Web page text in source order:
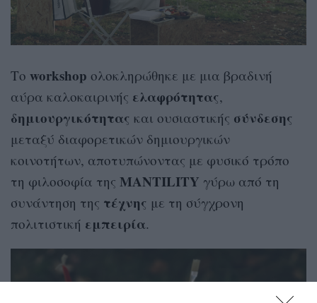
Το workshop ολοκληρώθηκε με μια βραδινή
αύρα καλοκαιρινής ελαφρότητας,
δημιουργικότητας και ουσιαστικής σύνδεσης
μεταξύ διαφορετικών δημιουργικών
κοινοτήτων, αποτυπώνοντας με φυσικό τρόπο
τη φιλοσοφία της MANTILITY γύρω από τη
συνάντηση της τέχνης με τη σύγχρονη
πολιτιστική εμπειρία.